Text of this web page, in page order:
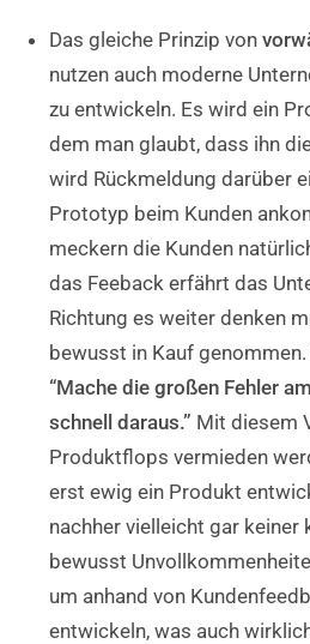
Das gleiche Prinzip von
nutzen auch moderne
zu entwickeln. Es wird ein
dem man glaubt, dass ihn
wird Rückmeldung darüber
Prototyp beim Kunden
meckern die Kunden
das Feeback erfährt das
Richtung es weiter denken
bewusst in Kauf
“Mache die großen Fehler
schnell daraus.” Mit diesem
Produktflops vermieden
erst ewig ein Produkt
nachher vielleicht gar keiner
bewusst
um anhand von
entwickeln, was auch